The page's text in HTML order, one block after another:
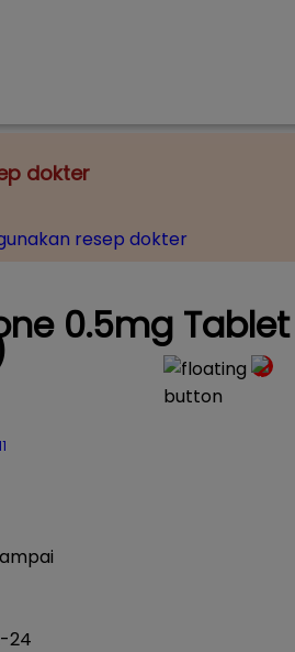
dokter
resep dokter
0.5mg Tablet